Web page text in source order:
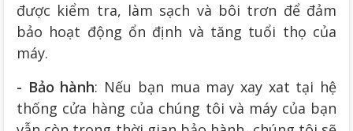
được kiểm tra, làm sạch và bôi trơn để đảm
bảo hoạt động ổn định và tăng tuổi thọ của
máy.
- Bảo hành: Nếu bạn mua may xay xat tại hệ
thống cửa hàng của chúng tôi và máy của bạn